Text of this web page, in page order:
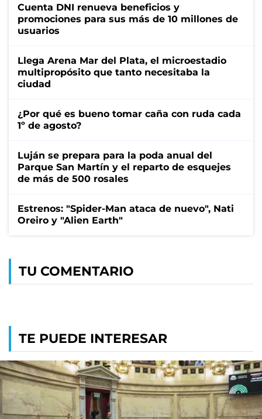
Cuenta DNI renueva beneficios y
promociones para sus más de 10 millones de
usuarios
Llega Arena Mar del Plata, el microestadio
multipropósito que tanto necesitaba la
ciudad
¿Por qué es bueno tomar caña con ruda cada
1º de agosto?
Luján se prepara para la poda anual del
Parque San Martín y el reparto de esquejes
de más de 500 rosales
Estrenos: "Spider-Man ataca de nuevo", Nati
Oreiro y "Alien Earth"
TU COMENTARIO
TE PUEDE INTERESAR